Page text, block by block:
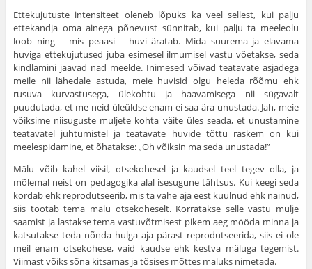
Ettekujutuste intensiteet oleneb lõpuks ka veel sellest, kui palju
ettekandja oma ainega põnevust sünnitab, kui palju ta meeleolu
loob ning – mis peaasi – huvi äratab. Mida suurema ja elavama
huviga ettekujutused juba esimesel ilmumisel vastu võetakse, seda
kindlamini jäävad nad meelde. Inimesed võivad teatavate asjadega
meile nii lähedale astuda, meie huvisid olgu heleda rõõmu ehk
rusuva kurvastusega, ülekohtu ja haavamisega nii sügavalt
puudutada, et me neid üleüldse enam ei saa ära unustada. Jah, meie
võiksime niisuguste muljete kohta väite üles seada, et unustamine
teatavatel juhtumistel ja teatavate huvide tõttu raskem on kui
meelespidamine, et õhatakse: „Oh võiksin ma seda unustada!”
Mälu võib kahel viisil, otsekohesel ja kaudsel teel tegev olla, ja
mõlemal neist on pedagogika alal isesugune tähtsus. Kui keegi seda
kordab ehk reprodutseerib, mis ta vähe aja eest kuulnud ehk näinud,
siis töötab tema mälu otsekohe­selt. Korratakse selle vastu mulje
saamist ja lastakse tema vastuvõtmisest pikem aeg mööda minna ja
katsutakse teda nõnda hulga aja pärast reprodutseerida, siis ei ole
meil enam otsekohese, vaid kaudse ehk kestva mäluga tege­mist.
Viimast võiks sõna kitsamas ja tõsises mõttes mäluks nimetada.